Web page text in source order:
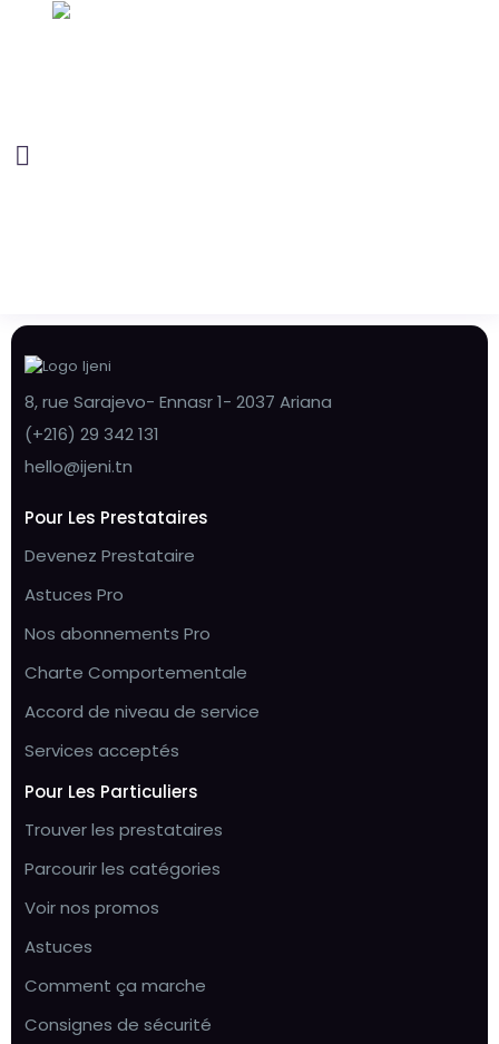
8, rue Sarajevo- Ennasr 1- 2037 Ariana
(+216) 29 342 131
hello@ijeni.tn
Pour Les Prestataires
Devenez Prestataire
Astuces Pro
Nos abonnements Pro
Charte Comportementale
Accord de niveau de service
Services acceptés
Pour Les Particuliers
Trouver les prestataires
Parcourir les catégories
Voir nos promos
Astuces
Comment ça marche
Consignes de sécurité